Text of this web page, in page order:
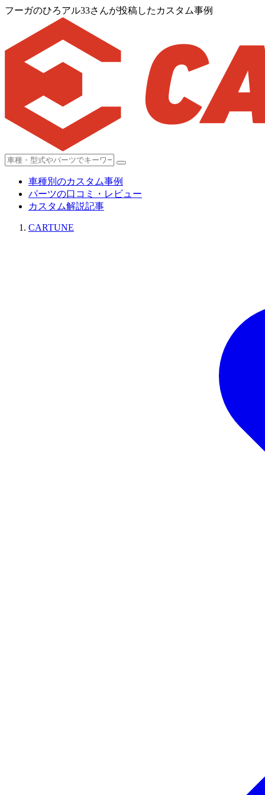
フーガのひろアル33さんが投稿したカスタム事例
車種別のカスタム事例
パーツの口コミ・レビュー
カスタム解説記事
CARTUNE